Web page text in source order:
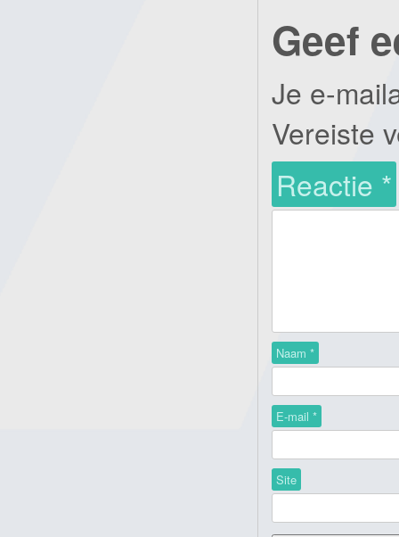
Geef
Je e-
Vereiste
Reactie *
Naam *
E-mail *
Site